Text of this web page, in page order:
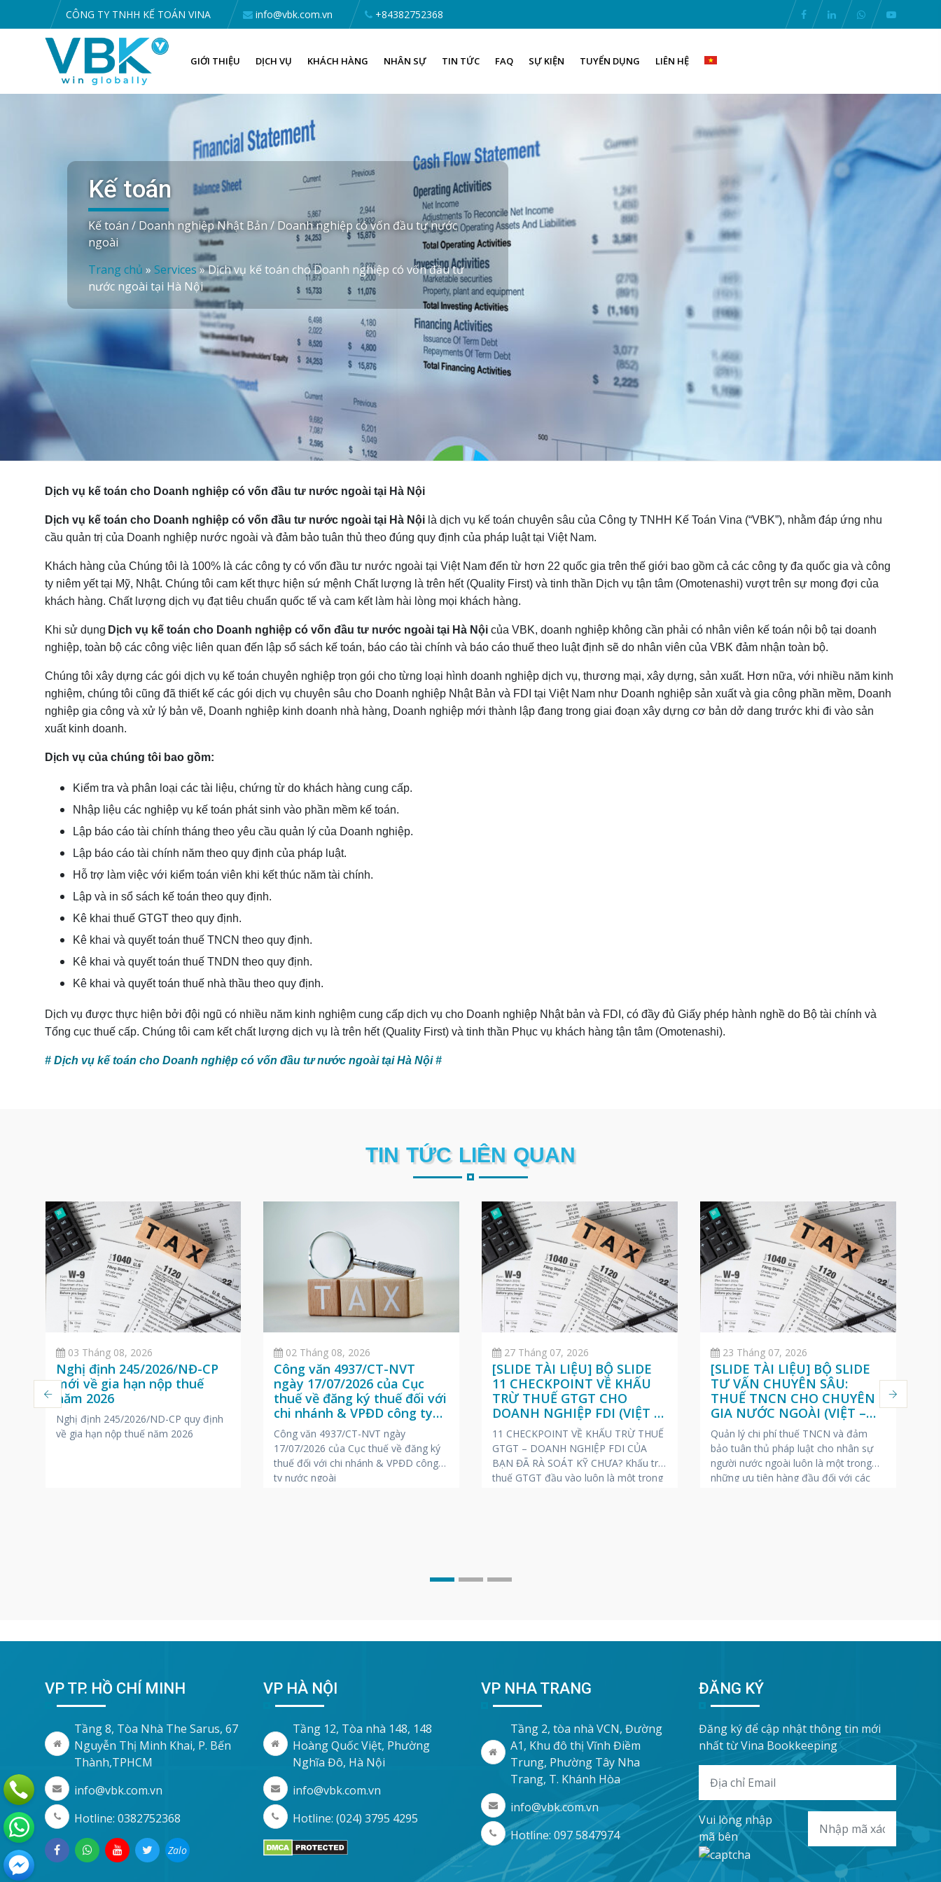
CÔNG TY TNHH KẾ TOÁN VINA info@vbk.com.vn +84382752368
GIỚI THIỆU DỊCH VỤ KHÁCH HÀNG NHÂN SỰ TIN TỨC FAQ SỰ KIỆN TUYỂN DỤNG LIÊN HỆ
Kế toán
Kế toán / Doanh nghiệp Nhật Bản / Doanh nghiệp có vốn đầu tư nước
ngoài
Trang chủ » Services »Dịch vụ kế toán cho Doanh nghiệp có vốn đầu tư
nước ngoài tại Hà Nội
Dịch vụ kế toán cho Doanh nghiệp có vốn đầu tư nước ngoài tại Hà Nội
Dịch vụ kế toán cho Doanh nghiệp có vốn đầu tư nước ngoài tại Hà Nội là dịch vụ kế toán chuyên sâu của Công ty TNHH Kế Toán Vina (“VBK”), nhằm đáp ứng nhu
cầu quản trị của Doanh nghiệp nước ngoài và đảm bảo tuân thủ theo đúng quy định của pháp luật tại Việt Nam.
Khách hàng của Chúng tôi là 100% là các công ty có vốn đầu tư nước ngoài tại Việt Nam đến từ hơn 22 quốc gia trên thế giới bao gồm cả các công ty đa quốc gia và công
ty niêm yết tại Mỹ, Nhật. Chúng tôi cam kết thực hiện sứ mệnh Chất lượng là trên hết (Quality First) và tinh thần Dịch vụ tận tâm (Omotenashi) vượt trên sự mong đợi của
khách hàng. Chất lượng dịch vụ đạt tiêu chuẩn quốc tế và cam kết làm hài lòng mọi khách hàng.
Khi sử dụng Dịch vụ kế toán cho Doanh nghiệp có vốn đầu tư nước ngoài tại Hà Nộicủa VBK, doanh nghiệp không cần phải có nhân viên kế toán nội bộ tại doanh
nghiệp, toàn bộ các công việc liên quan đến lập sổ sách kế toán, báo cáo tài chính và báo cáo thuế theo luật định sẽ do nhân viên của VBK đảm nhận toàn bộ.
Chúng tôi xây dựng các gói dịch vụ kế toán chuyên nghiệp trọn gói cho từng loại hình doanh nghiệp dịch vụ, thương mại, xây dựng, sản xuất. Hơn nữa, với nhiều năm kinh
nghiệm, chúng tôi cũng đã thiết kế các gói dịch vụ chuyên sâu cho Doanh nghiệp Nhật Bản và FDI tại Việt Nam như Doanh nghiệp sản xuất và gia công phần mềm, Doanh
nghiệp gia công và xử lý bản vẽ, Doanh nghiệp kinh doanh nhà hàng, Doanh nghiệp mới thành lập đang trong giai đoạn xây dựng cơ bản dở dang trước khi đi vào sản
xuất kinh doanh.
Dịch vụ của chúng tôi bao gồm:
Kiểm tra và phân loại các tài liệu, chứng từ do khách hàng cung cấp.
Nhập liệu các nghiệp vụ kế toán phát sinh vào phần mềm kế toán.
Lập báo cáo tài chính tháng theo yêu cầu quản lý của Doanh nghiệp.
Lập báo cáo tài chính năm theo quy định của pháp luật.
Hỗ trợ làm việc với kiểm toán viên khi kết thúc năm tài chính.
Lập và in sổ sách kế toán theo quy định.
Kê khai thuế GTGT theo quy định.
Kê khai và quyết toán thuế TNCN theo quy định.
Kê khai và quyết toán thuế TNDN theo quy định.
Kê khai và quyết toán thuế nhà thầu theo quy định.
Dịch vụ được thực hiện bởi đội ngũ có nhiều năm kinh nghiệm cung cấp dịch vụ cho Doanh nghiệp Nhật bản và FDI, có đầy đủ Giấy phép hành nghề do Bộ tài chính và
Tổng cục thuế cấp. Chúng tôi cam kết chất lượng dịch vụ là trên hết (Quality First) và tinh thần Phục vụ khách hàng tận tâm (Omotenashi).
# Dịch vụ kế toán cho Doanh nghiệp có vốn đầu tư nước ngoài tại Hà Nội #
TIN TỨC LIÊN QUAN
03 Tháng 08, 2026
Nghị định 245/2026/NĐ-CP
mới về gia hạn nộp thuế
năm 2026
Nghị định 245/2026/ND-CP quy định
về gia hạn nộp thuế năm 2026
02 Tháng 08, 2026
Công văn 4937/CT-NVT
ngày 17/07/2026 của Cục
thuế về đăng ký thuế đối với
chi nhánh & VPĐD công ty
nước ngoài
Công văn 4937/CT-NVT ngày
17/07/2026 của Cục thuế về đăng ký
thuế đối với chi nhánh & VPĐD công
ty nước ngoài
27 Tháng 07, 2026
[SLIDE TÀI LIỆU] BỘ SLIDE
11 CHECKPOINT VỀ KHẤU
TRỪ THUẾ GTGT CHO
DOANH NGHIỆP FDI (VIỆT –
ANH – NHẬT)
11 CHECKPOINT VỀ KHẤU TRỪ THUẾ
GTGT – DOANH NGHIỆP FDI CỦA
BẠN ĐÃ RÀ SOÁT KỸ CHƯA? Khấu trừ
thuế GTGT đầu vào luôn là một trong
23 Tháng 07, 2026
[SLIDE TÀI LIỆU] BỘ SLIDE
TƯ VẤN CHUYÊN SÂU:
THUẾ TNCN CHO CHUYÊN
GIA NƯỚC NGOÀI (VIỆT –
ANH – NHẬT)
Quản lý chi phí thuế TNCN và đảm
bảo tuân thủ pháp luật cho nhân sự
người nước ngoài luôn là một trong
những ưu tiên hàng đầu đối với các
VP TP. HỒ CHÍ MINH
Tầng 8, Tòa Nhà The Sarus, 67
Nguyễn Thị Minh Khai, P. Bến
Thành,TPHCM
info@vbk.com.vn
Hotline: 0382752368
Zalo
VP HÀ NỘI
Tầng 12, Tòa nhà 148, 148
Hoàng Quốc Việt, Phường
Nghĩa Đô, Hà Nội
info@vbk.com.vn
Hotline: (024) 3795 4295
VP NHA TRANG
Tầng 2, tòa nhà VCN, Đường
A1, Khu đô thị Vĩnh Điềm
Trung, Phường Tây Nha
Trang, T. Khánh Hòa
info@vbk.com.vn
Hotline: 097 5847974
ĐĂNG KÝ
Đăng ký để cập nhật thông tin mới
nhất từ Vina Bookkeeping
Vui lòng nhập
mã bên